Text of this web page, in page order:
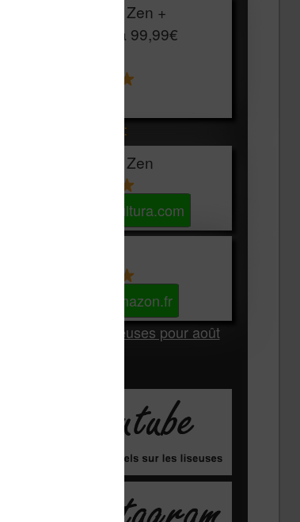
Vivlio Light Zen +
HOUSSE à 99,99€
Les accessibles :
Vivlio Light Zen
Voir sur Cultura.com
Voir sur Amazon.fr
Les Meilleures liseuses pour août